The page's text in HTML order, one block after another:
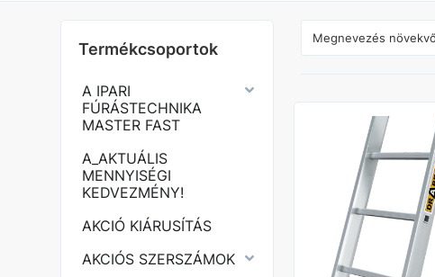
Termékcsoportok
A IPARI
FÚRÁSTECHNIKA
MASTER FAST
A_AKTUÁLIS
MENNYISÉGI
KEDVEZMÉNY!
AKCIÓ KIÁRUSÍTÁS
AKCIÓS SZERSZÁMOK